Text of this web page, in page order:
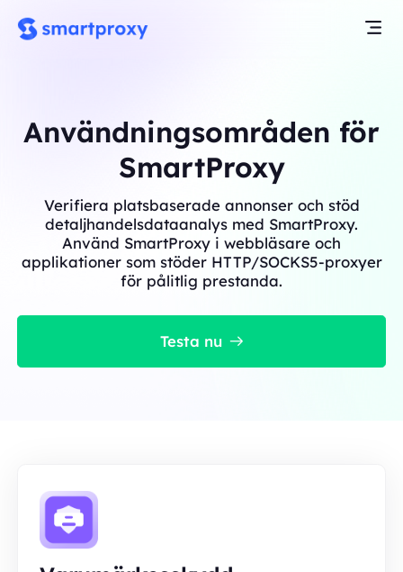
Användningsområden för
SmartProxy
Verifiera platsbaserade annonser och stöd
detaljhandelsdataanalys med SmartProxy.
Använd SmartProxy i webbläsare och
applikationer som stöder HTTP/SOCKS5-proxyer
för pålitlig prestanda.
Testa nu